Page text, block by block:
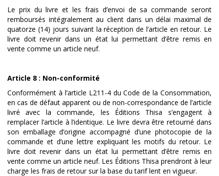
Le prix du livre et les frais d’envoi de sa commande seront
remboursés intégralement au client dans un délai maximal de
quatorze (14) jours suivant la réception de l’article en retour. Le
livre doit revenir dans un état lui permettant d’être remis en
vente comme un article neuf.
Article 8 : Non-conformité
Conformément à l’article L211-4 du Code de la Consommation,
en cas de défaut apparent ou de non-correspondance de l’article
livré avec la commande, les Éditions Thisa s’engagent à
remplacer l’article à l’identique. Le livre devra être retourné dans
son emballage d’origine accompagné d’une photocopie de la
commande et d’une lettre expliquant les motifs du retour. Le
livre doit revenir dans un état lui permettant d’être remis en
vente comme un article neuf. Les Éditions Thisa prendront à leur
charge les frais de retour sur la base du tarif lent en vigueur.